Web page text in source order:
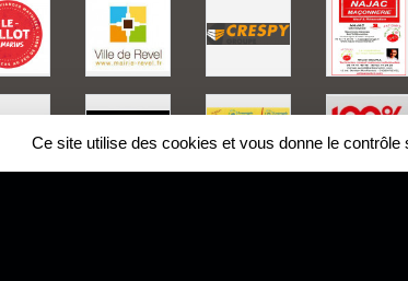
Ce site utilise des cookies et vous donne le